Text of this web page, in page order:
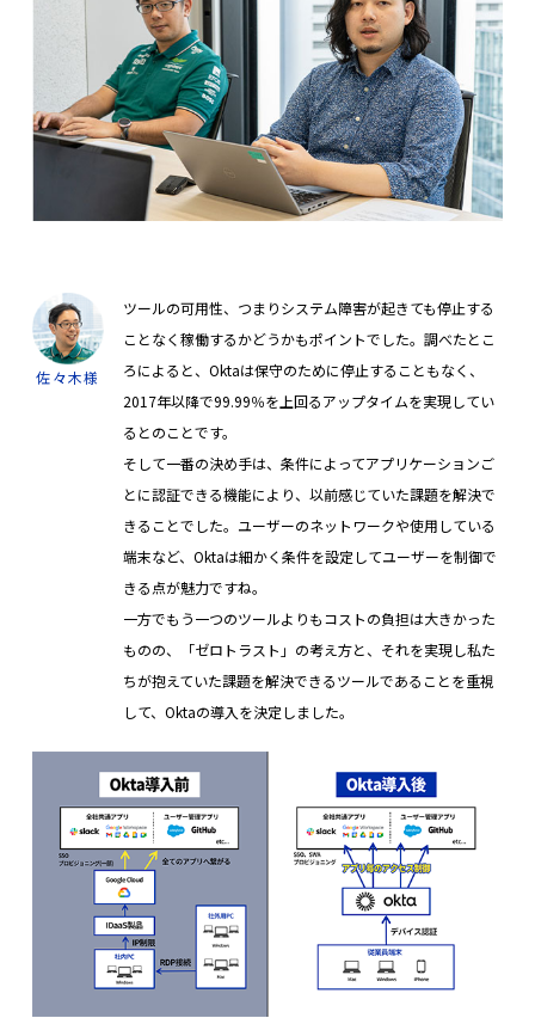
佐々木様
ツールの可用性、つまりシステム障害が起きても停止する
ことなく稼働するかどうかもポイントでした。調べたとこ
ろによると、Oktaは保守のために停止することもなく、
2017年以降で99.99％を上回るアップタイムを実現してい
るとのことです。
そして一番の決め手は、条件によってアプリケーションご
とに認証できる機能により、以前感じていた課題を解決で
きることでした。ユーザーのネットワークや使用している
端末など、Oktaは細かく条件を設定してユーザーを制御で
きる点が魅力ですね。
一方でもう一つのツールよりもコストの負担は大きかった
ものの、「ゼロトラスト」の考え方と、それを実現し私た
ちが抱えていた課題を解決できるツールであることを重視
して、Oktaの導入を決定しました。